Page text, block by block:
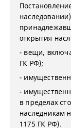
открытия
- вещи,
ГК РФ);
-
-
в пределах
наследникам
1175 ГК РФ).